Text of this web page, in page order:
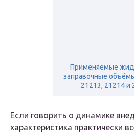
Применяемые
заправочные
21213, 21214 и
Если говорить о динамике
характеристика практически